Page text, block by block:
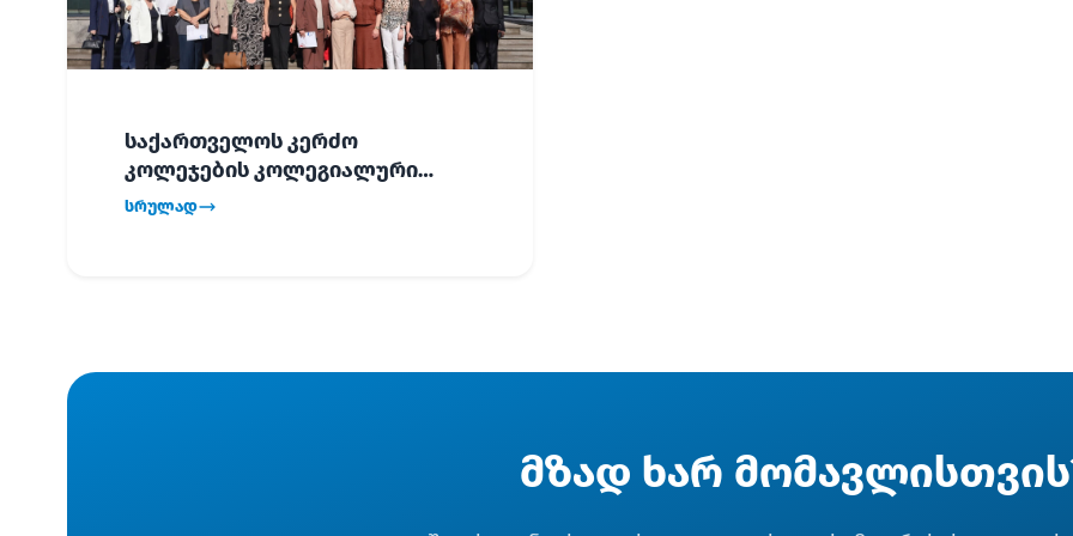
საქართველოს კერძო
კოლეჯების კოლეგიალური
ვიზიტი ბათუმში!
სრულად
მზად ხარ